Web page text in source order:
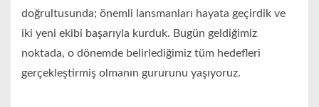
doğrultusunda; önemli lansmanları hayata geçirdik ve
iki yeni ekibi başarıyla kurduk. Bugün geldiğimiz
noktada, o dönemde belirlediğimiz tüm hedefleri
gerçekleştirmiş olmanın gururunu yaşıyoruz.